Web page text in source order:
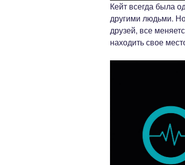
Кейт всегда была
другими людьми.
друзей, все
находить свое